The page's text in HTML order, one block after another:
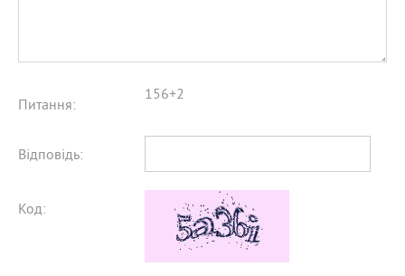
Питання:
156+2
Відповідь:
Код: